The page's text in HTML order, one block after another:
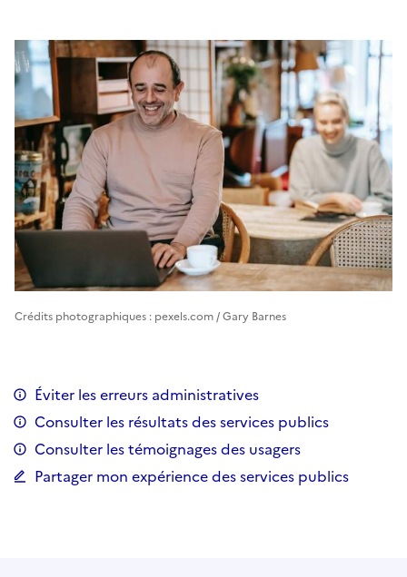
Crédits photographiques : pexels.com / Gary Barnes
Éviter les erreurs administratives
Consulter les résultats des services publics
Consulter les témoignages des usagers
Partager mon expérience des services publics